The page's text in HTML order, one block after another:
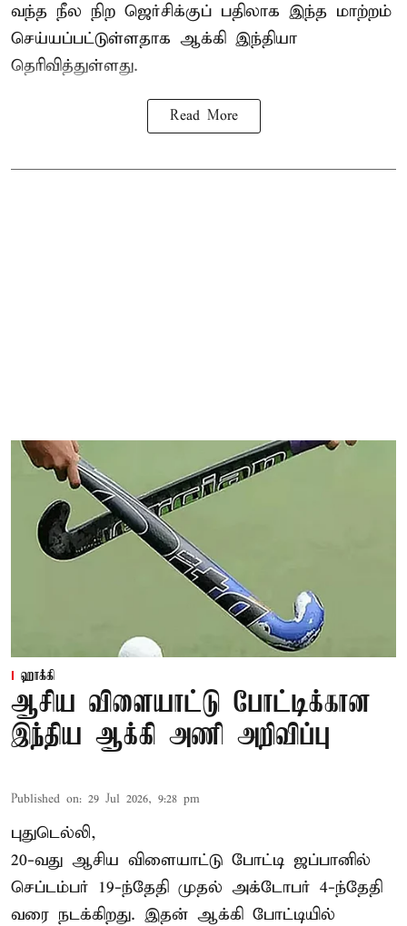
வந்த நீல நிற ஜெர்சிக்குப் பதிலாக இந்த மாற்றம்
செய்யப்பட்டுள்ளதாக ஆக்கி இந்தியா
தெரிவித்துள்ளது.
Read More
ஹாக்கி
ஆசிய விளையாட்டு போட்டிக்கான
இந்திய ஆக்கி அணி அறிவிப்பு
Published on: 29 Jul 2026, 9:28 pm
புதுடெல்லி,
20-வது ஆசிய விளையாட்டு போட்டி ஜப்பானில்
செப்டம்பர் 19-ந்தேதி முதல் அக்டோபர் 4-ந்தேதி
வரை நடக்கிறது. இதன் ஆக்கி போட்டியில்